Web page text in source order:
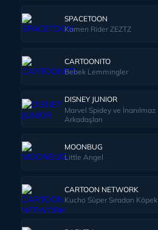
SPACETOON
Kamen Rider ZEZTZ
CARTOONITO
Bebek Lemmingler
DISNEY JUNIOR
Marvel Spidey ve İnanılmaz
Arkadaşları
MOONBUG
Little Angel
CARTOON NETWORK
Kucho Süper Sıradan Köpek